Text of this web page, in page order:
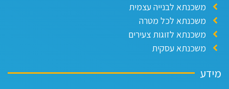
משכנתא לבנייה עצמית
משכנתא לכל מטרה
משכנתא לזוגות צעירים
משכנתא עסקית